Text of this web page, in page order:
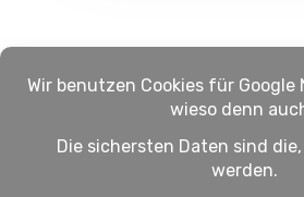
Impressum